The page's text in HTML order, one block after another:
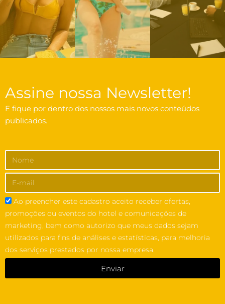
Assine nossa Newsletter!
E fique por dentro dos nossos mais novos conteúdos
publicados.
Ao preencher este cadastro aceito receber ofertas,
promoções ou eventos do hotel e comunicações de
marketing, bem como autorizo que meus dados sejam
utilizados para fins de análises e estatísticas, para melhoria
dos serviços prestados por nossa empresa.
Enviar